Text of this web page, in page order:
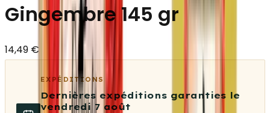
Gingembre 145 gr
14,49 €
EXPÉDITIONS
Dernières expéditions garanties le
vendredi 7 août